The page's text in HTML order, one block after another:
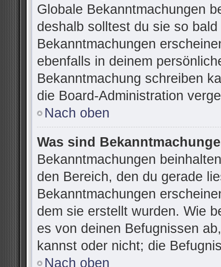
Globale Bekanntmachungen
deshalb solltest du sie so
Bekanntmachungen
ebenfalls in deinem
Bekanntmachung schreiben
die Board-Administration
Nach oben
Was sind
Bekanntmachungen
den Bereich, den du gerade
Bekanntmachungen
dem sie erstellt wurden. Wie
es von deinen Befugnissen
kannst oder nicht; die
Nach oben